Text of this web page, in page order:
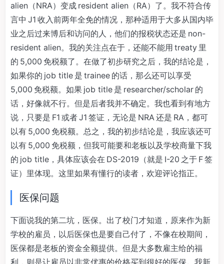
alien（NRA）变成 resident alien（RA）了。我不符合传
言中 J1 收入前两年全免的情况，那种适用于大多从国内毕
业之后过来博后和访问的人，他们的报税状态还是 non-
resident alien。我的关注点在于，还能不能用 treaty 里
的 5,000 免税额了。在做了初步研究之后，我的结论是，
如果你的 job title 是 trainee 的话，那么还可以享受
5,000 免税额。如果 job title 是 researcher/scholar 的
话，好像就不行。但是后者我并不确定。我也看到有地方
说，只要是 F1 或者 J1 签证，无论是 NRA 还是 RA，都可
以有 5,000 免税额。总之，我的初步结论是，我应该还可
以有 5,000 免税额，但我可能要和老板以及学校商量下我
的 job title，具体应该会在 DS-2019（就是 I-20 之于 F 签
证）里体现。这里如果有懂行的读者，欢迎评论指正。
医保问题
下面说我的第二坑，医保。出了校门才知道，原来作为新
学校的雇员，以后医保也是要自己付了，不像在校期间，
医保都是老板的资金全额提供。但是大多数雇主给的福